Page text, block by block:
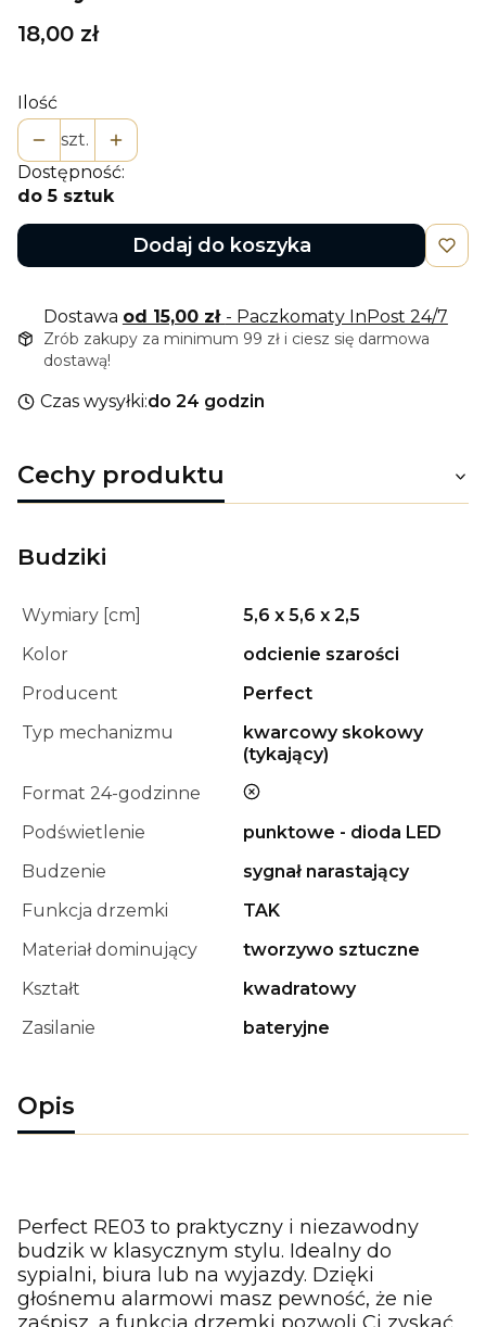
Cena
18,00 zł
Ilość
szt.
Dostępność:
do 5 sztuk
Dodaj do koszyka
Dostawa od 15,00 zł - Paczkomaty InPost 24/7
Zrób zakupy za minimum 99 zł i ciesz się darmowa
dostawą!
Czas wysyłki:do 24 godzin
Cechy produktu
Budziki
Wymiary [cm]
5,6 x 5,6 x 2,5
Kolor
odcienie szarości
Producent
Perfect
Typ mechanizmu
kwarcowy skokowy
(tykający)
Format 24-godzinne
nie
Podświetlenie
punktowe - dioda LED
Budzenie
sygnał narastający
Funkcja drzemki
TAK
Materiał dominujący
tworzywo sztuczne
Kształt
kwadratowy
Zasilanie
bateryjne
Opis
Perfect RE03 to praktyczny i niezawodny
budzik w klasycznym stylu. Idealny do
sypialni, biura lub na wyjazdy. Dzięki
głośnemu alarmowi masz pewność, że nie